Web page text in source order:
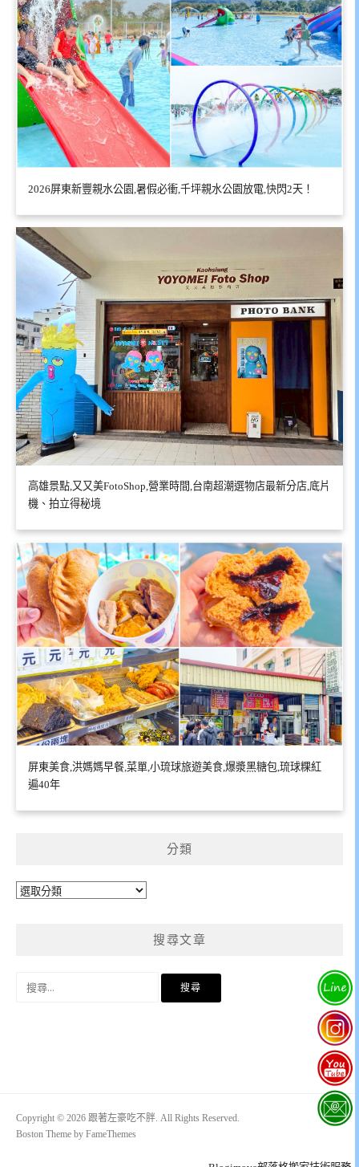
2026屏東新豐親水公園,暑假必衝,千坪親水公園放電,快閃2天！
高雄景點,又又美FotoShop,營業時間,台南超潮選物店最新分店,底片
機、拍立得秘境
屏東美食,洪媽媽早餐,菜單,小琉球旅遊美食,爆漿黑糖包,琉球粿紅
遍40年
分類
分
搜尋文章
Copyright © 2026 跟著左豪吃不胖. All Rights Reserved.
Boston Theme by FameThemes